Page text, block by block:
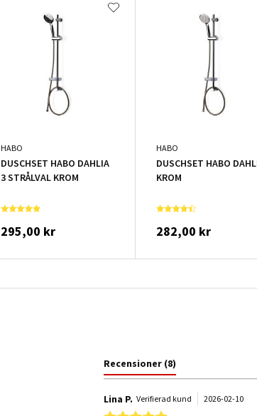
HABO
DUSCHSET HABO DAHLIA
3 STRÅLVAL KROM
295,00 kr
HABO
DUSCHSET HABO
KROM
282,00 kr
Recensioner (8)
Lina P. Verifierad kund 2026-02-10